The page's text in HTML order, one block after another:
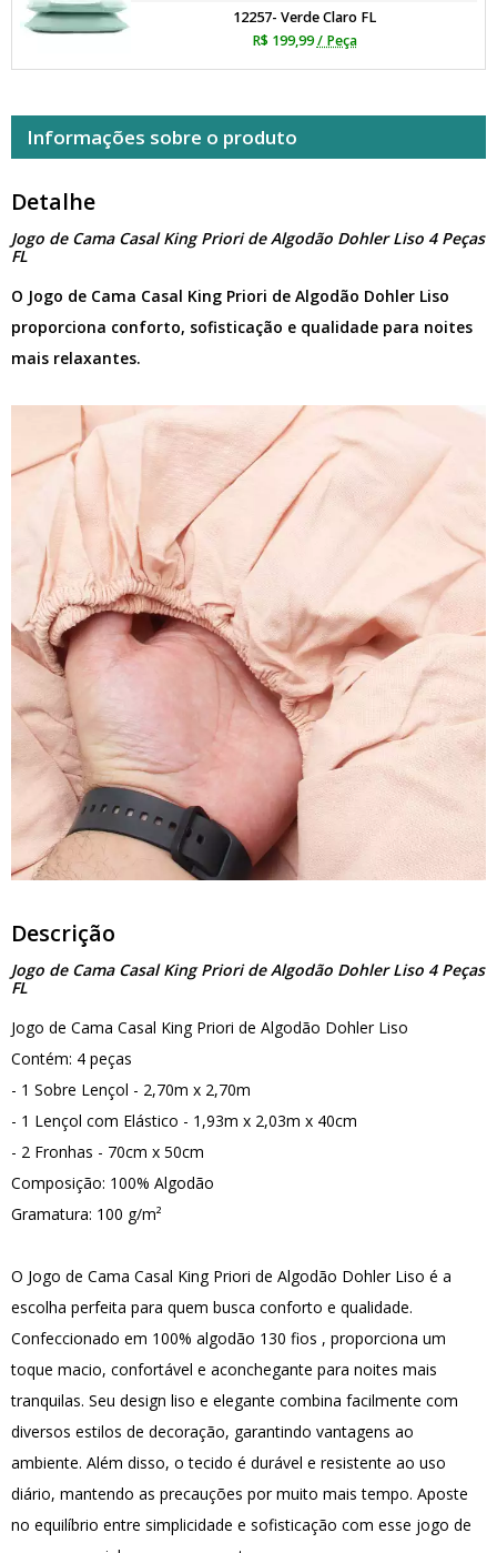
12257- Verde Claro FL
R$ 199,99 / Peça
Informações sobre o produto
Detalhe
Jogo de Cama Casal King Priori de Algodão Dohler Liso 4 Peças
FL
O Jogo de Cama Casal King Priori de Algodão Dohler Liso
proporciona conforto, sofisticação e qualidade para noites
mais relaxantes.
Descrição
Jogo de Cama Casal King Priori de Algodão Dohler Liso 4 Peças
FL
Jogo de Cama Casal King Priori de Algodão Dohler Liso
Contém: 4 peças
- 1 Sobre Lençol - 2,70m x 2,70m
- 1 Lençol com Elástico - 1,93m x 2,03m x 40cm
- 2 Fronhas - 70cm x 50cm
Composição: 100% Algodão
Gramatura: 100 g/m²
O Jogo de Cama Casal King Priori de Algodão Dohler Liso é a
escolha perfeita para quem busca conforto e qualidade.
Confeccionado em 100% algodão 130 fios , proporciona um
toque macio, confortável e aconchegante para noites mais
tranquilas. Seu design liso e elegante combina facilmente com
diversos estilos de decoração, garantindo vantagens ao
ambiente. Além disso, o tecido é durável e resistente ao uso
diário, mantendo as precauções por muito mais tempo. Aposte
no equilíbrio entre simplicidade e sofisticação com esse jogo de